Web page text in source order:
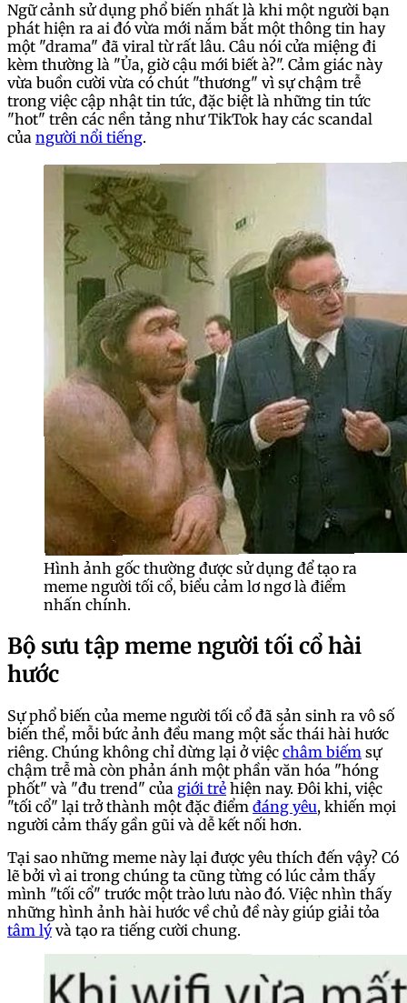
Ngữ cảnh sử dụng phổ biến nhất là khi một người bạn
phát hiện ra ai đó vừa mới nắm bắt một thông tin hay
một "drama" đã viral từ rất lâu. Câu nói cửa miệng đi
kèm thường là "Ủa, giờ cậu mới biết à?". Cảm giác này
vừa buồn cười vừa có chút "thương" vì sự chậm trễ
trong việc cập nhật tin tức, đặc biệt là những tin tức
"hot" trên các nền tảng như TikTok hay các scandal
của người nổi tiếng.
Hình ảnh gốc thường được sử dụng để tạo ra
meme người tối cổ, biểu cảm lơ ngơ là điểm
nhấn chính.
Bộ sưu tập meme người tối cổ hài
hước
Sự phổ biến của meme người tối cổ đã sản sinh ra vô số
biến thể, mỗi bức ảnh đều mang một sắc thái hài hước
riêng. Chúng không chỉ dừng lại ở việc châm biếm sự
chậm trễ mà còn phản ánh một phần văn hóa "hóng
phốt" và "đu trend" của giới trẻ hiện nay. Đôi khi, việc
"tối cổ" lại trở thành một đặc điểm đáng yêu, khiến mọi
người cảm thấy gần gũi và dễ kết nối hơn.
Tại sao những meme này lại được yêu thích đến vậy? Có
lẽ bởi vì ai trong chúng ta cũng từng có lúc cảm thấy
mình "tối cổ" trước một trào lưu nào đó. Việc nhìn thấy
những hình ảnh hài hước về chủ đề này giúp giải tỏa
tâm lývà tạo ra tiếng cười chung.